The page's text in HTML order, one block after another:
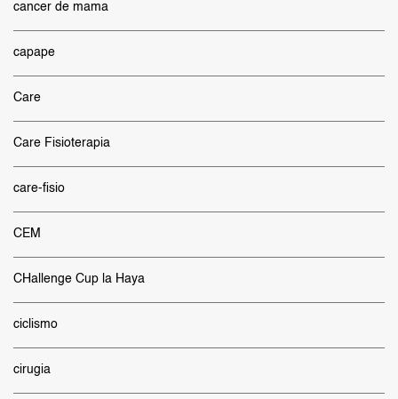
cancer de mama
capape
Care
Care Fisioterapia
care-fisio
CEM
CHallenge Cup la Haya
ciclismo
cirugia